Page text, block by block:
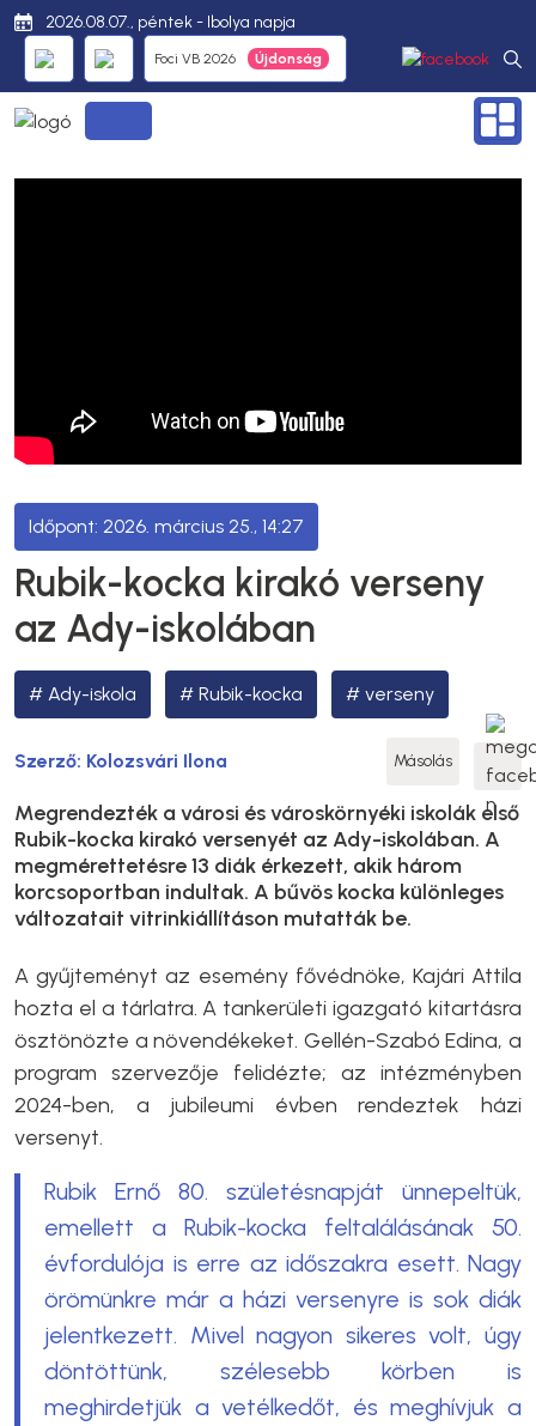
2026.08.07., péntek - Ibolya napja
Foci VB 2026
2026. március 25., 14:27
Rubik-kocka kirakó verseny
az Ady-iskolában
Ady-iskola Rubik-kocka verseny
Szerző: Kolozsvári Ilona Másolás
Megrendezték a városi és városkörnyéki iskolák első
Rubik-kocka kirakó versenyét az Ady-iskolában. A
megmérettetésre 13 diák érkezett, akik három
korcsoportban indultak. A bűvös kocka különleges
változatait vitrinkiállításon mutatták be.
A gyűjteményt az esemény fővédnöke, Kajári Attila
hozta el a tárlatra. A tankerületi igazgató kitartásra
ösztönözte a növendékeket. Gellén-Szabó Edina, a
program szervezője felidézte; az intézményben
2024-ben, a jubileumi évben rendeztek házi
versenyt.
Rubik Ernő 80. születésnapját ünnepeltük,
emellett a Rubik-kocka feltalálásának 50.
évfordulója is erre az időszakra esett. Nagy
örömünkre már a házi versenyre is sok diák
jelentkezett. Mivel nagyon sikeres volt, úgy
döntöttünk, szélesebb körben is
meghirdetjük a vetélkedőt, és meghívjuk a